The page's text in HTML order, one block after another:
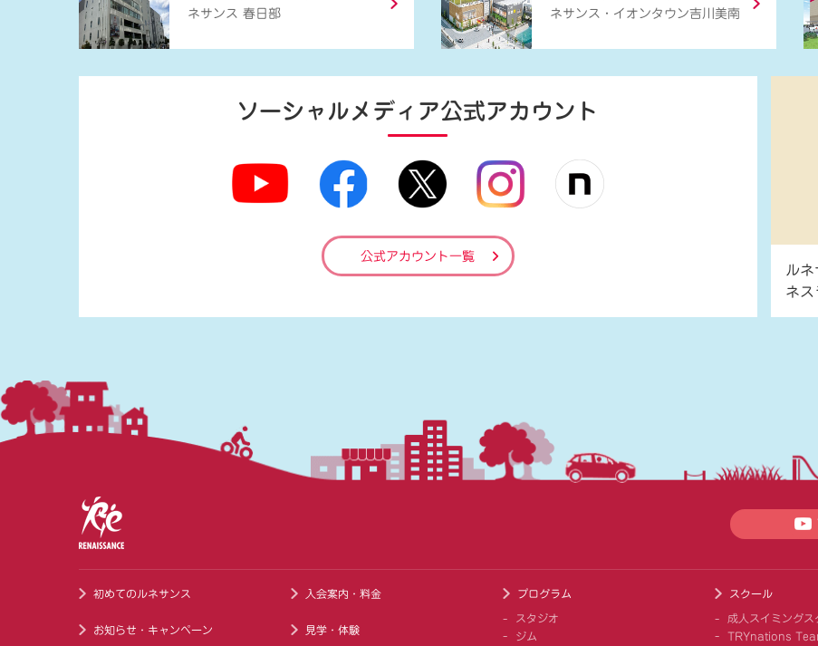
ネサンス 春日部
ネサンス・イオンタウン吉川美南
ソーシャルメディア公式アカウント
公式アカウント一覧
ル
ネス
初めてのルネサンス
お知らせ・キャンペーン
入会案内・料金
見学・体験
プログラム
スタジオ
ジム
スクール
成人スイミングス
TRYnations